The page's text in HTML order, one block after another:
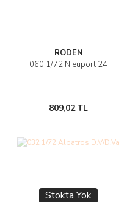
RODEN
060 1/72 Nieuport 24
809,02 TL
Stokta Yok